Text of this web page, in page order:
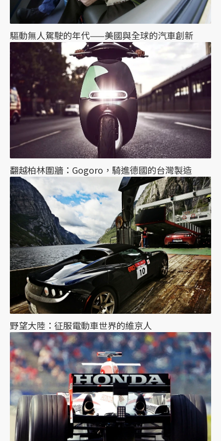
驅動無人駕駛的年代——美國與全球的汽車創新
翻越柏林圍牆：Gogoro，騎進德國的台灣製造
野望大陸：征服電動車世界的維京人